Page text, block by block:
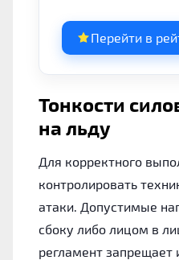
Перейти в
Тонкости
на льду
Для корректного
контролировать
атаки. Допустимые
сбоку либо лицом в
регламент